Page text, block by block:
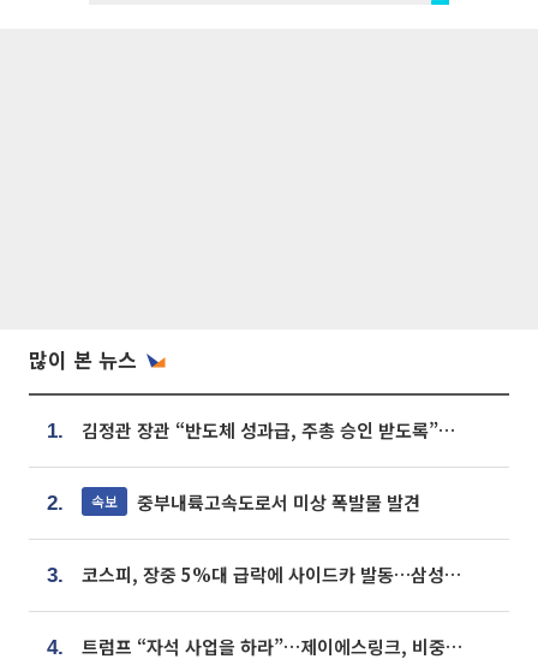
많이 본 뉴스
1. 김정관 장관 “반도체 성과급, 주총 승인 받도록”…상법·자본시장법 개정 시사
2. 속보 중부내륙고속도로서 미상 폭발물 발견
3. 코스피, 장중 5%대 급락에 사이드카 발동…삼성·SK 동반 폭락
4. 트럼프 “자석 사업을 하라”…제이에스링크, 비중국 영구자석 공급망 구축 속도